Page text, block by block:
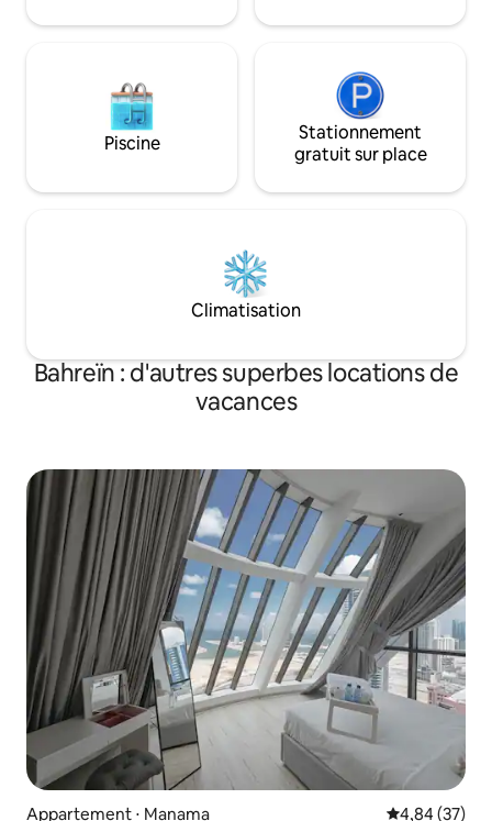
Hébergement parfait pour tous ceux qui
commercial The Avenues.
une expérience
pouvons avoir
d'identité pour
Piscine
Stationnement
gratuit sur place
Climatisation
Bahreïn : d'autres superbes locations de
vacances
Appartement ⋅ Manama Évaluation
4,84 (37)